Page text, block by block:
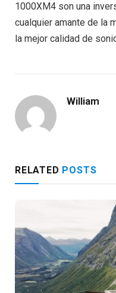
1000XM4 son una
cualquier amante de la
la mejor calidad de
William
RELATED POSTS